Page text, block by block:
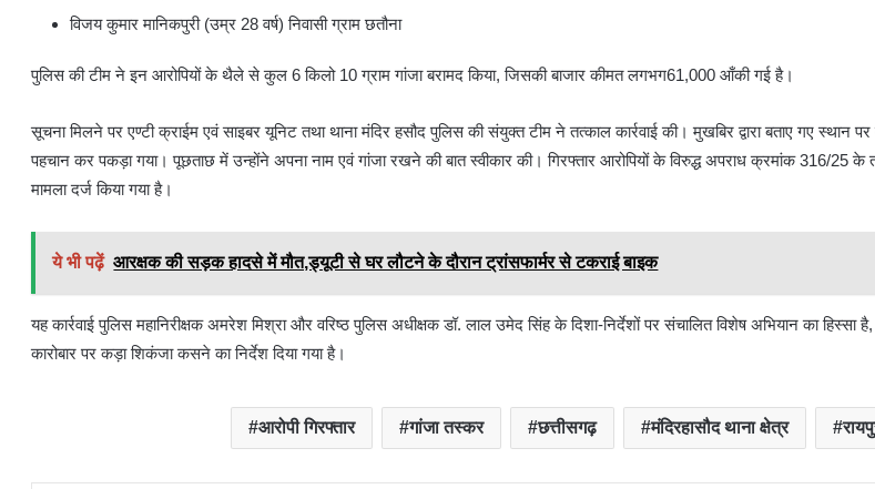
पुलिस ने दो आरोपियों को रंगे हाथ गांजा के साथ गिरफ्तार किया।
गिरफ्तार किए गए आरोपियों में:
करण यादव (उम्र 25 वर्ष) निवासी मंदिर हसौद
विजय कुमार मानिकपुरी (उम्र 28 वर्ष) निवासी ग्राम छतौना
सूचना मिलने पर एण्टी क्राईम एवं साइबर यूनिट तथा थाना मंदिर हसौद पुलिस की संयुक्त टीम ने तत्काल कार्रवाई की। मुखबिर द्वारा बताए गए स्थान पर
मामला दर्ज किया गया है।
आरक्षक की सड़क हादसे में मौत,ड्यूटी से घर लौटने के दौरान ट्रांसफार्मर से टकराई बाइक